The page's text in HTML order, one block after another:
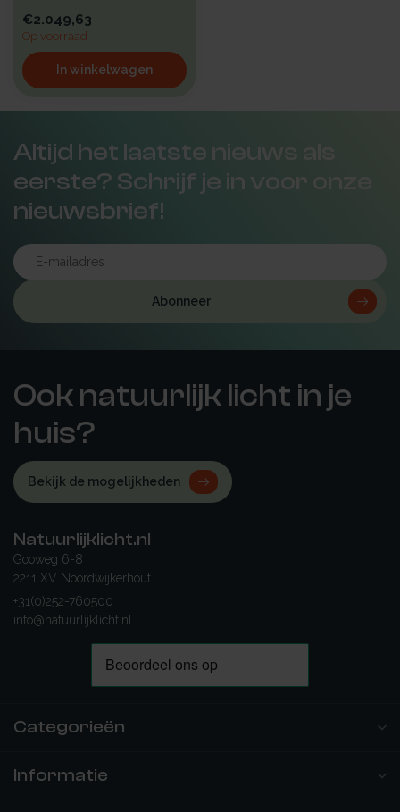
€2.049,63
Op voorraad
In winkelwagen
Altijd het laatste nieuws als
eerste? Schrijf je in voor onze
nieuwsbrief!
Abonneer
Ook natuurlijk licht in je
huis?
Bekijk de mogelijkheden
Natuurlijklicht.nl
Gooweg 6-8
2211 XV Noordwijkerhout
+31(0)252-760500
info@natuurlijklicht.nl
Categorieën
Informatie